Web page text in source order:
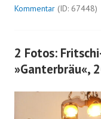
Kommentar (ID: 67448)
2 Fotos:
»Ganterbräu«,